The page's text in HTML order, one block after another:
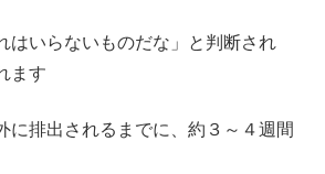
はいらないものだな」と判断され
ます
に排出されるまでに、約３～４週間